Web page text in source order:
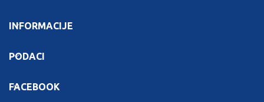
INFORMACIJE
PODACI
FACEBOOK